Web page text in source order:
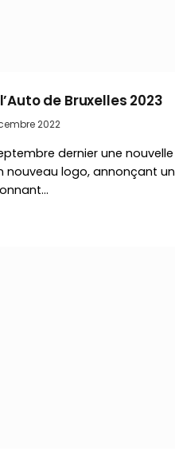
de Bruxelles 2023
2022
dernier une nouvelle
nouveau logo, annonçant un